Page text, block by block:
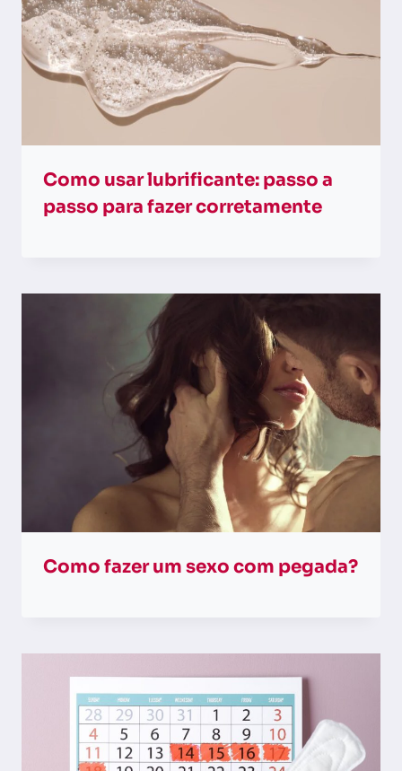
Como usar lubrificante: passo a
passo para fazer corretamente
Como fazer um sexo com pegada?